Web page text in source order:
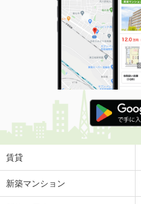
賃貸
新築マンション